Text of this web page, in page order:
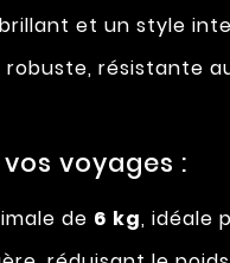
et un style
résistante
voyages :
de 6 kg, idéale